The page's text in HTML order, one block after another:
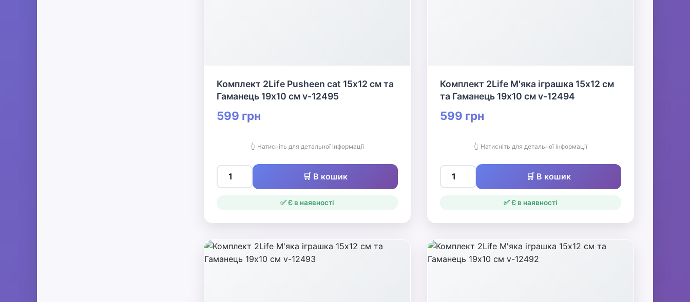
Комплект 2Life Pusheen cat 15х12 см та
Гаманець 19х10 см v-12495
599 грн
👆 Натисніть для детальної інформації
🛒 В кошик
✅ Є в наявності
Комплект 2Life М'яка іграшка 15х12 см
та Гаманець 19х10 см v-12494
599 грн
👆 Натисніть для детальної інформації
🛒 В кошик
✅ Є в наявності